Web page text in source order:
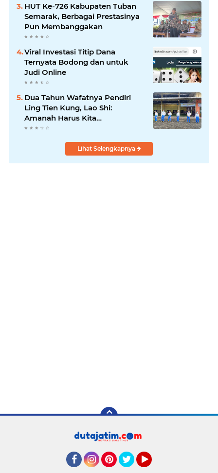
HUT Ke-726 Kabupaten Tuban
Semarak, Berbagai Prestasinya
Pun Membanggakan
Viral Investasi Titip Dana
Ternyata Bodong dan untuk
Judi Online
Dua Tahun Wafatnya Pendiri
Ling Tien Kung, Lao Shi:
Amanah Harus Kita
Laksanakan!
Lihat Selengkapnya